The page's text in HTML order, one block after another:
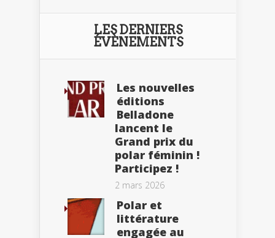
LES DERNIERS
ÉVÈNEMENTS
Les nouvelles
éditions
Belladone
lancent le
Grand prix du
polar féminin !
Participez !
2 mars 2026
Polar et
littérature
engagée au